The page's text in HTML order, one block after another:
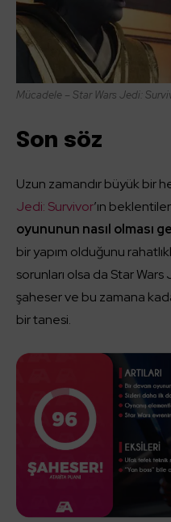
Mücadele – Star Wars Jedi:
Son söz
Uzun zamandır büyük bir
Jedi: Survivor’ın
oyununun nasıl olması
bir yapım olduğunu
sorunları olsa da Star
şaheser ve bu zamana
bir tanesi.